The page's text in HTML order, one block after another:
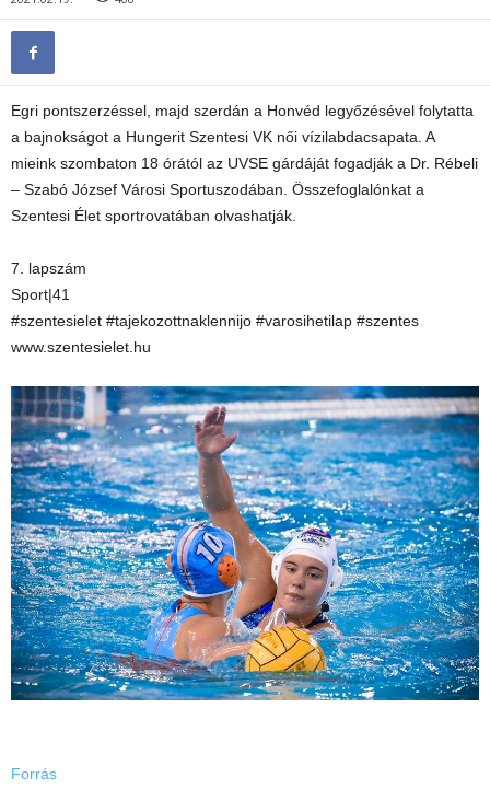
Egri pontszerzéssel, majd szerdán a Honvéd legyőzésével folytatta
a bajnokságot a Hungerit Szentesi VK női vízilabdacsapata. A
mieink szombaton 18 órától az UVSE gárdáját fogadják a Dr. Rébeli
– Szabó József Városi Sportuszodában. Összefoglalónkat a
Szentesi Élet sportrovatában olvashatják.
7. lapszám
Sport|41
#szentesielet #tajekozottnaklennijo #varosihetilap #szentes
www.szentesielet.hu
Forrás